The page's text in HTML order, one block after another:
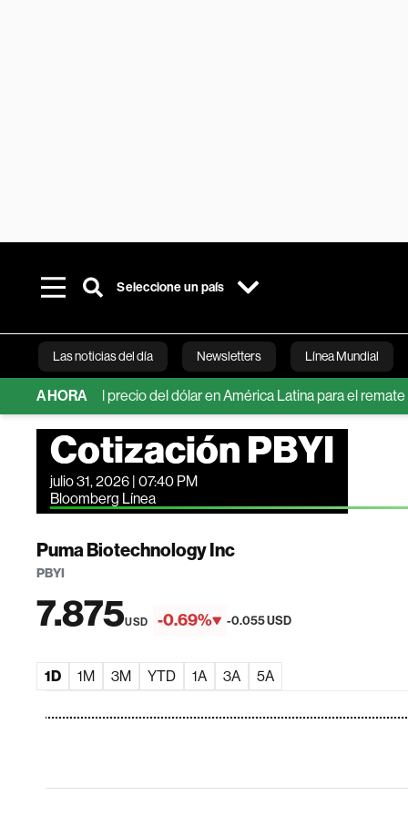
Seleccione un país
Las noticias del día Newsletters Línea Mundial
Bloomberg
AHORA
del precio del dólar en América Latina para el remate de
Cotización PBYI
julio 31, 2026 | 07:40 PM
Bloomberg Línea
Puma Biotechnology Inc
PBYI
7.875USD -0.69% -0.055 USD
1D 1M 3M YTD 1A 3A 5A